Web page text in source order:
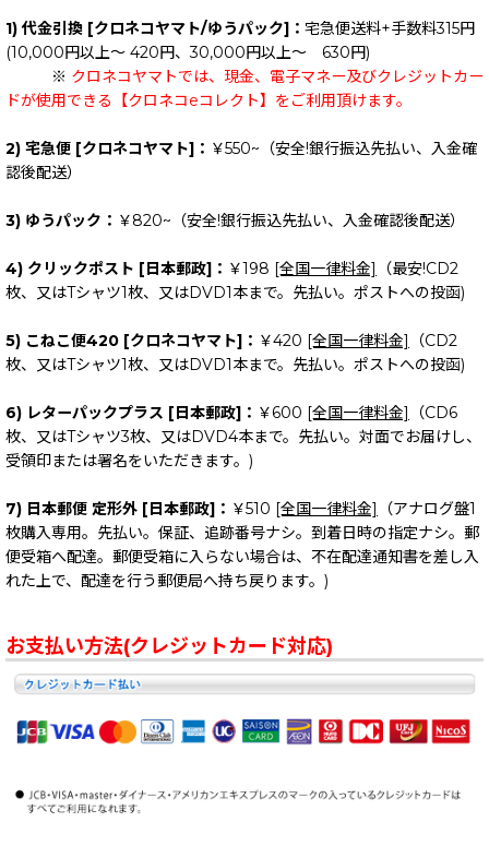
1) 代金引換 [クロネコヤマト/ゆうパック]： 宅急便送料+手数料315円
(10,000円以上～ 420円、30,000円以上～ 630円)
※ クロネコヤマトでは、現金、電子マネー及びクレジットカー
ドが使用できる【クロネコeコレクト】をご利用頂けます。
2) 宅急便 [クロネコヤマト]： ￥550~（安全!銀行振込先払い、入金確
認後配送）
3) ゆうパック： ￥820~（安全!銀行振込先払い、入金確認後配送）
4) クリックポスト [日本郵政]： ￥198 [全国一律料金]
（最安!CD2
枚、又はTシャツ1枚、又はDVD1本まで。先払い。ポストへの投函)
5) こねこ便420 [クロネコヤマト]： ￥420 [全国一律料金]
（CD2
枚、又はTシャツ1枚、又はDVD1本まで。先払い。ポストへの投函)
6) レターパックプラス [日本郵政]： ￥600 [全国一律料金]
（CD6
枚、又はTシャツ3枚、又はDVD4本まで。先払い。対面でお届けし、
受領印または署名をいただきます。)
7) 日本郵便 定形外 [日本郵政]： ￥510 [全国一律料金]
（アナログ盤1
枚購入専用。先払い。保証、追跡番号ナシ。到着日時の指定ナシ。郵
便受箱へ配達。郵便受箱に入らない場合は、不在配達通知書を差し入
れた上で、配達を行う郵便局へ持ち戻ります。)
お支払い方法(クレジットカード対応)